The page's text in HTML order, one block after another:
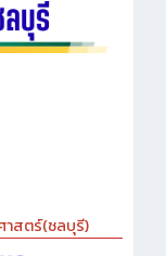
าสตร์(ชลบุรี)